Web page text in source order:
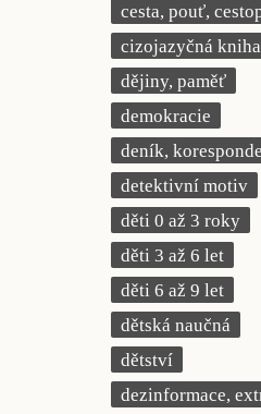
cesta, pouť,
cizojazyčná kniha
dějiny, paměť
demokracie
deník,
detektivní motiv
děti 0 až 3 roky
děti 3 až 6 let
děti 6 až 9 let
dětská naučná
dětství
dezinformace,